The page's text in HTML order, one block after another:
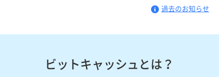
過去のお知らせ
ビットキャッシュとは？